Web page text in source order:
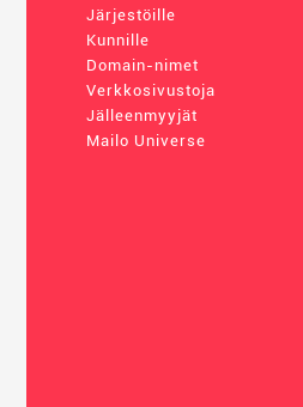
Järjestöille
Kunnille
Domain-nimet
Verkkosivustoja
Jälleenmyyjät
Mailo Universe